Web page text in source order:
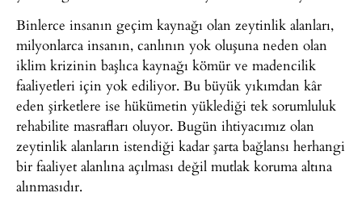
Binlerce insanın geçim kaynağı olan zeytinlik alanları,
milyonlarca insanın, canlının yok oluşuna neden olan
iklim krizinin başlıca kaynağı kömür ve madencilik
faaliyetleri için yok ediliyor. Bu büyük yıkımdan kâr
eden şirketlere ise hükümetin yüklediği tek sorumluluk
rehabilite masrafları oluyor. Bugün ihtiyacımız olan
zeytinlik alanların istendiği kadar şarta bağlansı herhangi
bir faaliyet alanlına açılması değil mutlak koruma altına
alınmasıdır.